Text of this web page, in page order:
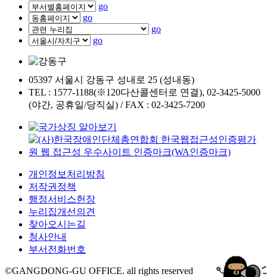
go
go
go
go
05397 서울시 강동구 성내로 25 (성내동)
TEL : 1577-1188(※120다산콜센터로 연결), 02-3425-5000
(야간, 공휴일/당직실) / FAX : 02-3425-7200
개인정보처리방침
저작권정책
행정서비스헌장
누리집개선의견
찾아오시는길
청사안내
부서전화번호
©GANGDONG-GU OFFICE. all rights reserved